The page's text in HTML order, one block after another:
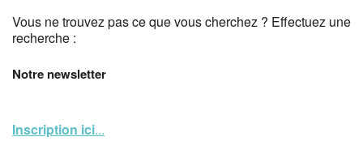
Vous ne trouvez pas ce que vous cherchez ? Effectuez une
recherche :
Notre newsletter
Inscription ici...